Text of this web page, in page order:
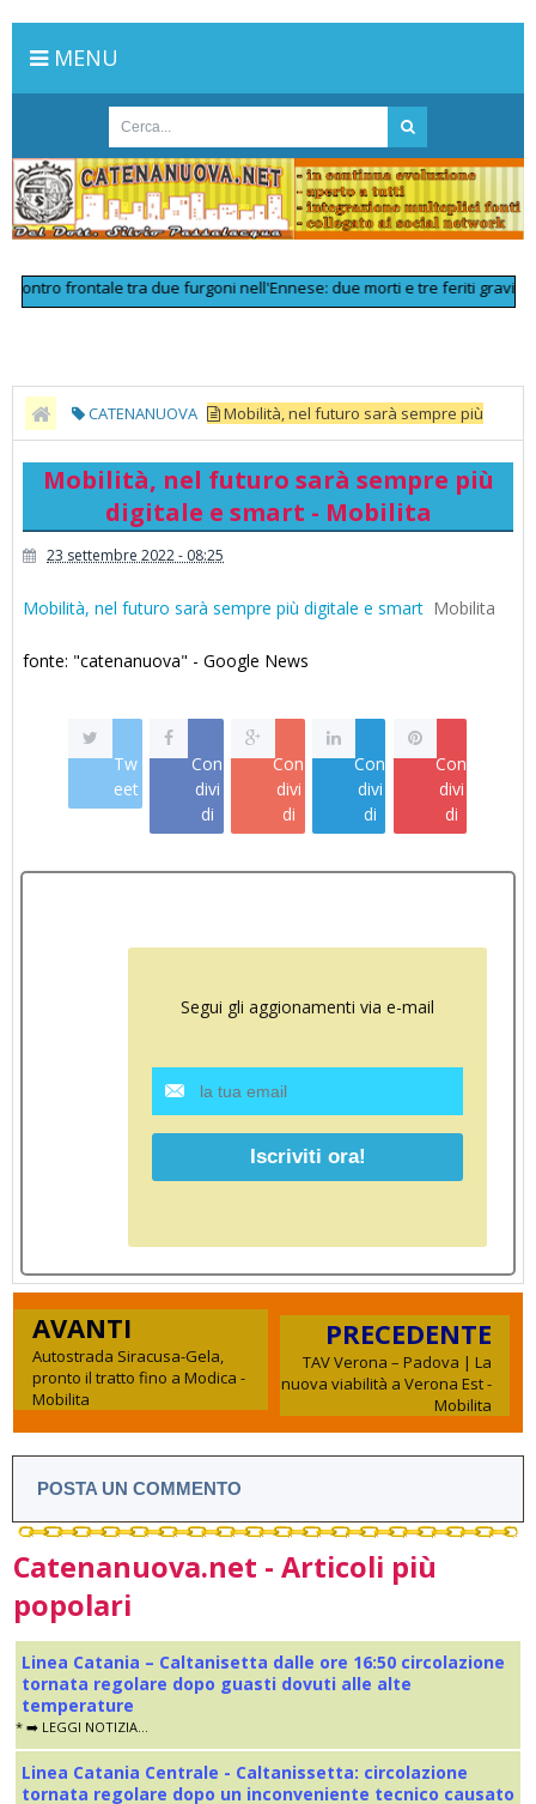
MENU
frontale tra due furgoni nell'Ennese: due morti e tre feriti gravi >>
CATENANUOVA Mobilità, nel futuro sarà sempre più
digitale e smart - Mobilita
Mobilità, nel futuro sarà sempre più
digitale e smart - Mobilita
23 settembre 2022 - 08:25
Mobilità, nel futuro sarà sempre più digitale e smart Mobilita
fonte: "catenanuova" - Google News
Tw
eet
Con
divi
di
Con
divi
di
Con
divi
di
Con
divi
di
Segui gli aggionamenti via e-mail
AVANTI
Autostrada Siracusa-Gela,
pronto il tratto fino a Modica -
Mobilita
PRECEDENTE
TAV Verona – Padova | La
nuova viabilità a Verona Est -
Mobilita
POSTA UN COMMENTO
Catenanuova.net - Articoli più
popolari
Linea Catania – Caltanisetta dalle ore 16:50 circolazione
tornata regolare dopo guasti dovuti alle alte
temperature
* ➡️ LEGGI NOTIZIA...
Linea Catania Centrale - Caltanissetta: circolazione
tornata regolare dopo un inconveniente tecnico causato